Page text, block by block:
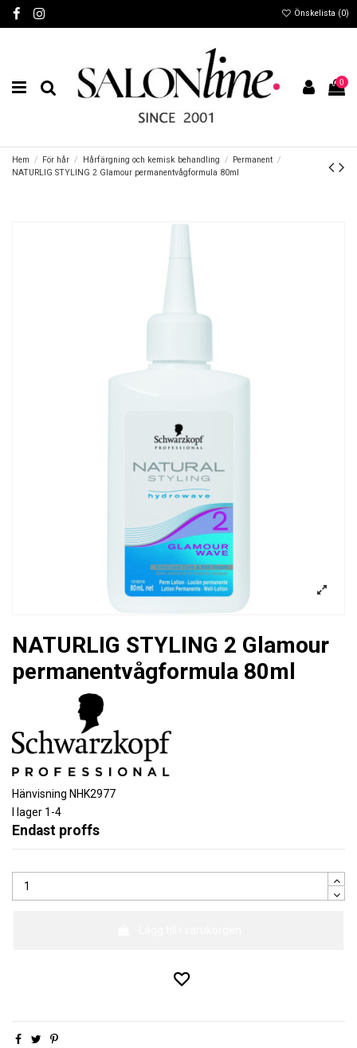
Önskelista (0)
0
Hem För hår Hårfärgning och kemisk behandling
Permanent
NATURLIG STYLING 2 Glamour permanentvågformula 80ml
NATURLIG STYLING 2 Glamour
permanentvågformula 80ml
Hänvisning NHK2977
I lager 1-4
Endast proffs